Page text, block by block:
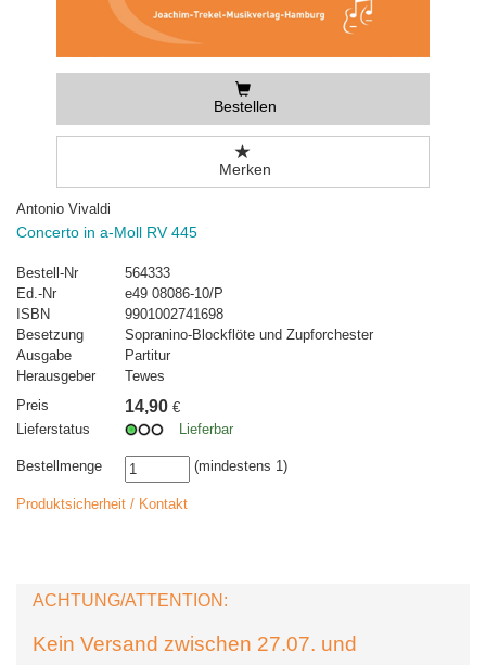
Bestellen
Merken
Antonio Vivaldi
Concerto in a-Moll RV 445
Bestell-Nr
564333
Ed.-Nr
e49 08086-10/P
ISBN
9901002741698
Besetzung
Sopranino-Blockflöte und Zupforchester
Ausgabe
Partitur
Herausgeber
Tewes
Preis
14,90 €
Lieferstatus
Lieferbar
Bestellmenge (mindestens 1)
Produktsicherheit / Kontakt
ACHTUNG/ATTENTION:
Kein Versand zwischen 27.07. und